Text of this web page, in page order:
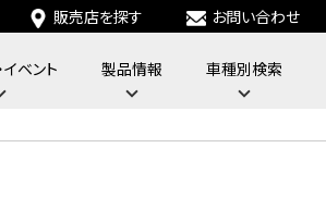
イベント 製品情報 車種別検索
販売店を探す お問い合わせ